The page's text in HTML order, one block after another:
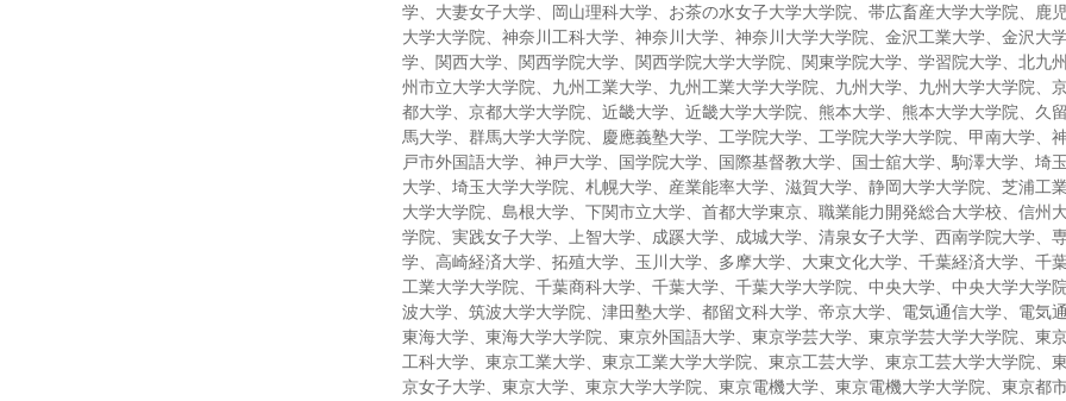
学、大妻女子大学、岡山理科大学、お茶の水女子大学大学院、帯広畜産大学大学院、鹿
大学大学院、神奈川工科大学、神奈川大学、神奈川大学大学院、金沢工業大学、金沢大
学、関西大学、関西学院大学、関西学院大学大学院、関東学院大学、学習院大学、北九
州市立大学大学院、九州工業大学、九州工業大学大学院、九州大学、九州大学大学院、
都大学、京都大学大学院、近畿大学、近畿大学大学院、熊本大学、熊本大学大学院、久
馬大学、群馬大学大学院、慶應義塾大学、工学院大学、工学院大学大学院、甲南大学、
戸市外国語大学、神戸大学、国学院大学、国際基督教大学、国士舘大学、駒澤大学、埼
大学、埼玉大学大学院、札幌大学、産業能率大学、滋賀大学、静岡大学大学院、芝浦工
大学大学院、島根大学、下関市立大学、首都大学東京、職業能力開発総合大学校、信州
学院、実践女子大学、上智大学、成蹊大学、成城大学、清泉女子大学、西南学院大学、
学、高崎経済大学、拓殖大学、玉川大学、多摩大学、大東文化大学、千葉経済大学、千
工業大学大学院、千葉商科大学、千葉大学、千葉大学大学院、中央大学、中央大学大学
波大学、筑波大学大学院、津田塾大学、都留文科大学、帝京大学、電気通信大学、電気通
東海大学、東海大学大学院、東京外国語大学、東京学芸大学、東京学芸大学大学院、東
工科大学、東京工業大学、東京工業大学大学院、東京工芸大学、東京工芸大学大学院、
京女子大学、東京大学、東京大学大学院、東京電機大学、東京電機大学大学院、東京都